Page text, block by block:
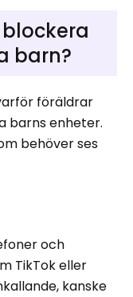
barn?
föräldrar
barns enheter.
behöver ses
och
TikTok eller
kanske